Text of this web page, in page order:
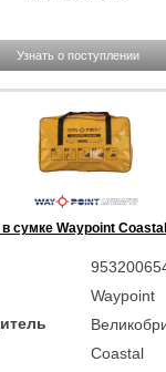
Узнать о поступлении
сумке Waypoint
Waypoint
Coastal